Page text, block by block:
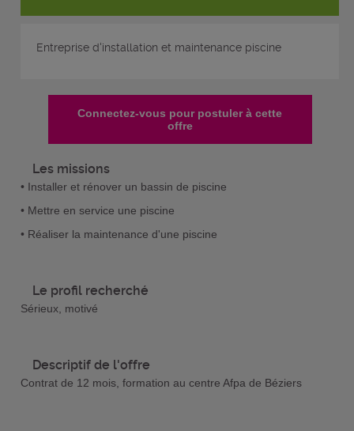
Entreprise d'installation et maintenance piscine
Connectez-vous pour postuler à cette
offre
Les missions
• Installer et rénover un bassin de piscine
• Mettre en service une piscine
• Réaliser la maintenance d'une piscine
Le profil recherché
Sérieux, motivé
Descriptif de l'offre
Contrat de 12 mois, formation au centre Afpa de Béziers